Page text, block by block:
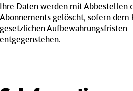
Ihre Daten werden mit Abbestellen
Abonnements gelöscht, sofern dem
gesetzlichen Aufbewahrungsfristen
entgegenstehen.